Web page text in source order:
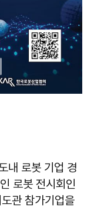
내 로봇 기업 경
로봇 전시회인
관 참가기업을